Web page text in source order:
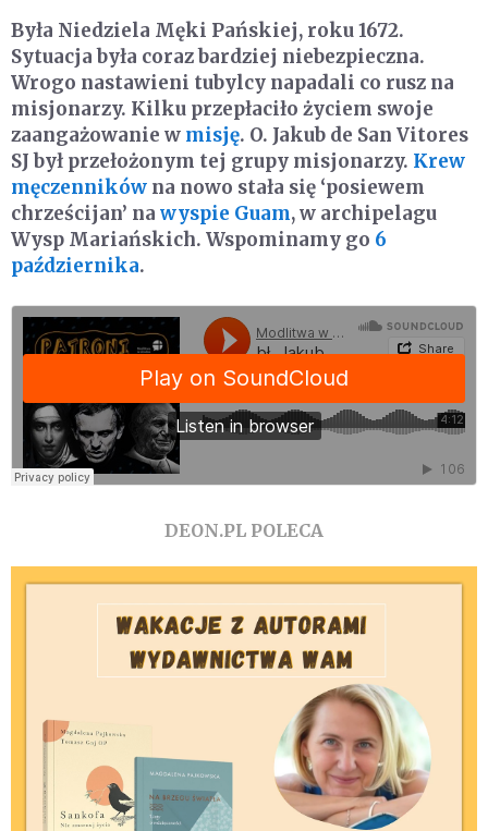
Była Niedziela Męki Pańskiej, roku 1672.
Sytuacja była coraz bardziej niebezpieczna.
Wrogo nastawieni tubylcy napadali co rusz na
misjonarzy. Kilku przepłaciło życiem swoje
zaangażowanie w misję. O. Jakub de San Vitores
SJ był przełożonym tej grupy misjonarzy. Krew
męczenników na nowo stała się ‘posiewem
chrześcijan’ na wyspie Guam, w archipelagu
Wysp Mariańskich. Wspominamy go 6
października.
DEON.PL POLECA